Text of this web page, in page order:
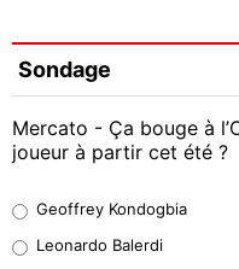
Sondage
Mercato - Ça bouge à
joueur à partir cet été ?
38%
Geoffrey Kondogbia
Leonardo Balerdi